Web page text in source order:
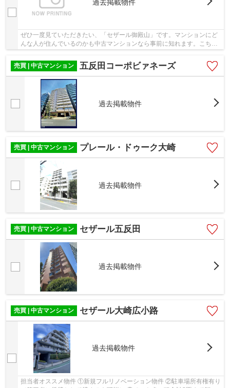
過去掲載物件
ぜひ一度見ていただきたい、「セザール御殿山」です。マンションにど
んな人が住んでいるのかも中古マンションなら事前に知れます。こちら
売買 | 中古マンション
五反田コーポビァネーズ
過去掲載物件
売買 | 中古マンション プレール・ドゥーク大崎
過去掲載物件
売買 | 中古マンション セザール五反田
過去掲載物件
売買 | 中古マンション セザール大崎広小路
過去掲載物件
担当者オススメ物件 ①新規フルリノベーション物件 ②駐車場所有権有り